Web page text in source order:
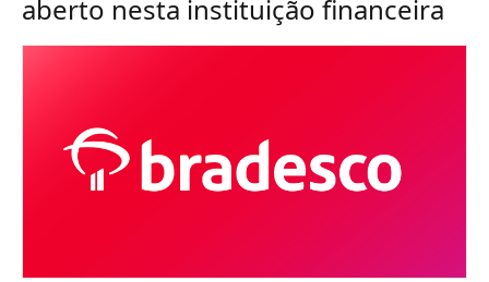
aberto nesta instituição financeira